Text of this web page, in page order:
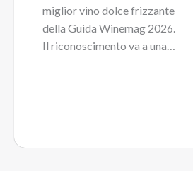
miglior vino dolce frizzante
della Guida Winemag 2026.
Il riconoscimento va a una…